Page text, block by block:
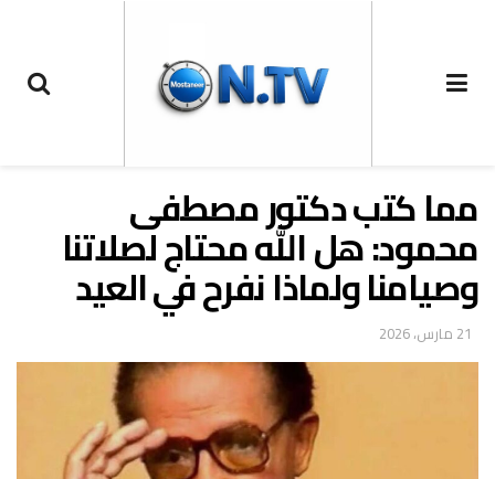
مما كتب دكتور مصطفى
محمود: هل الله محتاج لصلاتنا
وصيامنا ولماذا نفرح في العيد
21 مارس، 2026